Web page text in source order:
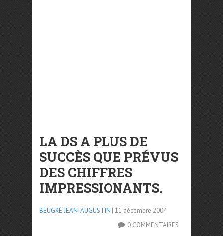
LA DS A PLUS DE
SUCCÈS QUE PRÉVUS
DES CHIFFRES
IMPRESSIONANTS.
BEUGRÉ JEAN-AUGUSTIN | 11 décembre 2004
0 COMMENTAIRES